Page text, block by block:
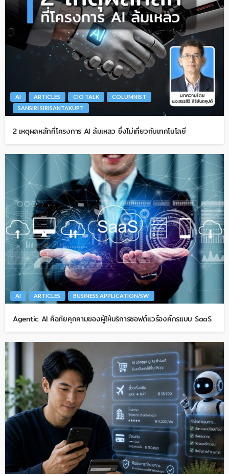
AI ARTICLES CIO TALK
COLUMNIST
SANSIRI SIRISANTAKUPT
2 เหตุผลหลักที่โครงการ AI ล้มเหลว ซึ่งไม่เกี่ยวกับเทคโนโลยี
AI ARTICLES BUSINESS APPLICATION/SW
Agentic AI คือภัยคุกคามของผู้ให้บริการซอฟต์แวร์องค์กรแบบ SaaS